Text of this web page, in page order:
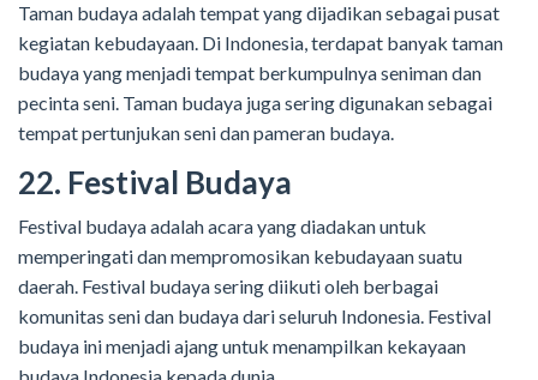
Taman budaya adalah tempat yang dijadikan sebagai pusat
kegiatan kebudayaan. Di Indonesia, terdapat banyak taman
budaya yang menjadi tempat berkumpulnya seniman dan
pecinta seni. Taman budaya juga sering digunakan sebagai
tempat pertunjukan seni dan pameran budaya.
22. Festival Budaya
Festival budaya adalah acara yang diadakan untuk
memperingati dan mempromosikan kebudayaan suatu
daerah. Festival budaya sering diikuti oleh berbagai
komunitas seni dan budaya dari seluruh Indonesia. Festival
budaya ini menjadi ajang untuk menampilkan kekayaan